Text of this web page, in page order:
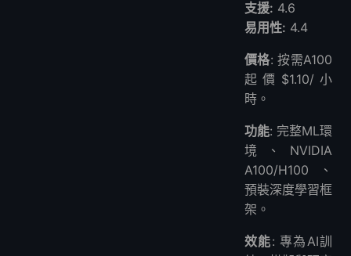
支援: 4.6
易用性: 4.4
價格: 按需A100
起價$1.10/小
時。
功能: 完整ML環
境、NVIDIA
A100/H100、
預裝深度學習框
架。
效能: 專為AI訓